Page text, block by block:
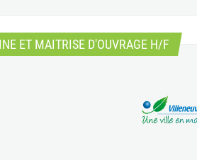
ET MAITRISE D'OUVRAGE H/F